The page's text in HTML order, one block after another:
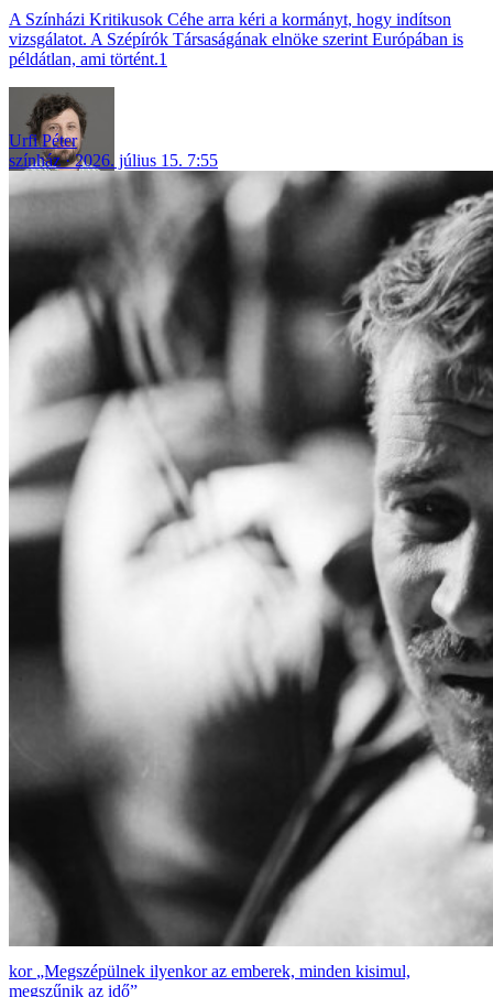
A Színházi Kritikusok Céhe arra kéri a kormányt, hogy indítson
vizsgálatot. A Szépírók Társaságának elnöke szerint Európában is
példátlan, ami történt.1
Urfi Péter
színház
2026. július 15. 7:55
„Megszépülnek ilyenkor az emberek, minden kisimul,
megszűnik az idő”